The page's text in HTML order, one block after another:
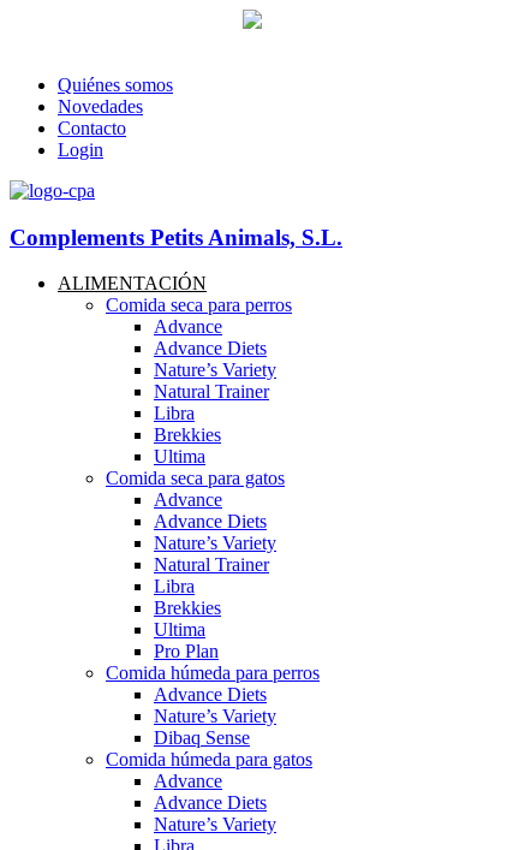
Quiénes somos
Novedades
Contacto
Login
Complements Petits Animals, S.L.
ALIMENTACIÓN
Comida seca para perros
Advance
Advance Diets
Nature’s Variety
Natural Trainer
Libra
Brekkies
Ultima
Comida seca para gatos
Advance
Advance Diets
Nature’s Variety
Natural Trainer
Libra
Brekkies
Ultima
Pro Plan
Comida húmeda para perros
Advance Diets
Nature’s Variety
Dibaq Sense
Comida húmeda para gatos
Advance
Advance Diets
Nature’s Variety